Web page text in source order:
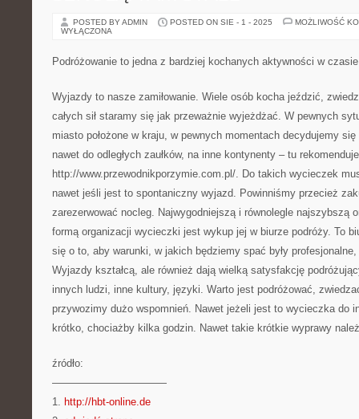
POSTED BY ADMIN POSTED ON SIE - 1 - 2025
MOŻLIWOŚĆ
WYŁĄCZONA
Podróżowanie to jedna z bardziej kochanych aktywności w
Wyjazdy to nasze zamiłowanie. Wiele osób kocha jeździć,
całych sił staramy się jak przeważnie wyjeżdżać. W pewnych
miasto położone w kraju, w pewnych momentach decydujemy
nawet do odległych zaułków, na inne kontynenty – tu
http://www.przewodnikporzymie.com.pl/. Do takich wycieczek
nawet jeśli jest to spontaniczny wyjazd. Powinniśmy przecież
zarezerwować nocleg. Najwygodniejszą i równolegle najszybszą
formą organizacji wycieczki jest wykup jej w biurze podróży. To
się o to, aby warunki, w jakich będziemy spać były
Wyjazdy kształcą, ale również dają wielką satysfakcję
innych ludzi, inne kultury, języki. Warto jest podróżować,
przywozimy dużo wspomnień. Nawet jeżeli jest to wycieczka do
krótko, chociażby kilka godzin. Nawet takie krótkie wyprawy
źródło:
———————————
1. http://hbt-online.de